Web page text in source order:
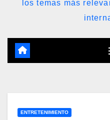
los temas más
ENTRETENIMIENTO